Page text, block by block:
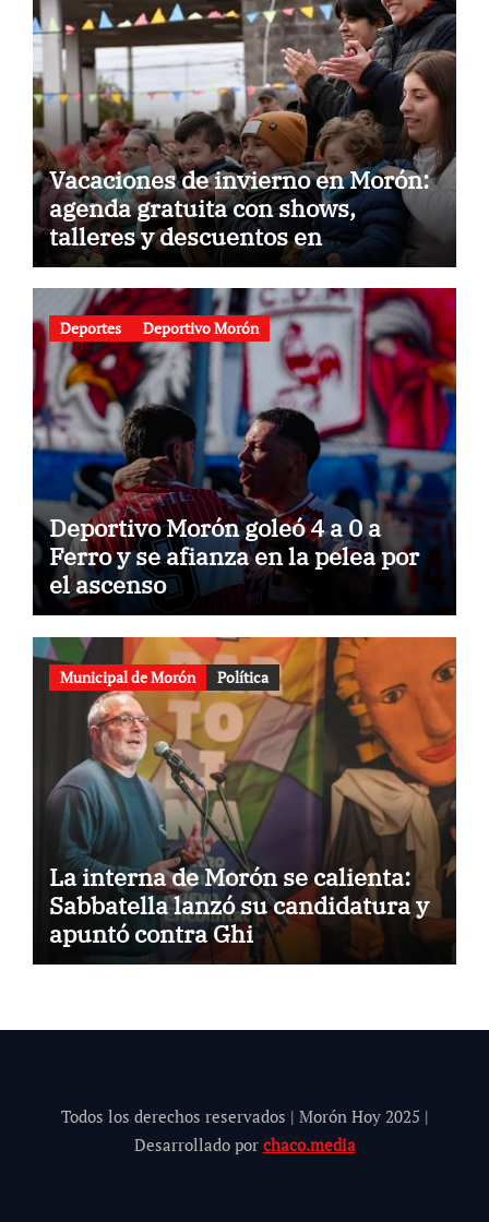
Vacaciones de invierno en Morón:
agenda gratuita con shows,
talleres y descuentos en
gastronomía
Deportes Deportivo Morón
Deportivo Morón goleó 4 a 0 a
Ferro y se afianza en la pelea por
el ascenso
Municipal de Morón Política
La interna de Morón se calienta:
Sabbatella lanzó su candidatura y
apuntó contra Ghi
Todos los derechos reservados | Morón Hoy 2025 |
Desarrollado por chaco.media